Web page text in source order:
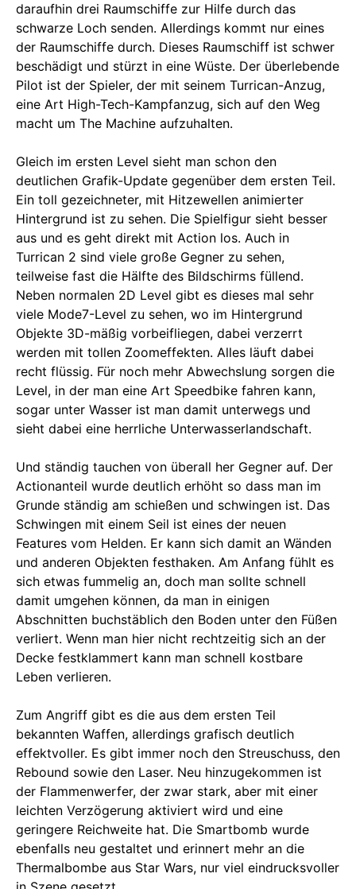
daraufhin drei Raumschiffe zur Hilfe durch das
schwarze Loch senden. Allerdings kommt nur eines
der Raumschiffe durch. Dieses Raumschiff ist schwer
beschädigt und stürzt in eine Wüste. Der überlebende
Pilot ist der Spieler, der mit seinem Turrican-Anzug,
eine Art High-Tech-Kampfanzug, sich auf den Weg
macht um The Machine aufzuhalten.
Gleich im ersten Level sieht man schon den
deutlichen Grafik-Update gegenüber dem ersten Teil.
Ein toll gezeichneter, mit Hitzewellen animierter
Hintergrund ist zu sehen. Die Spielfigur sieht besser
aus und es geht direkt mit Action los. Auch in
Turrican 2 sind viele große Gegner zu sehen,
teilweise fast die Hälfte des Bildschirms füllend.
Neben normalen 2D Level gibt es dieses mal sehr
viele Mode7-Level zu sehen, wo im Hintergrund
Objekte 3D-mäßig vorbeifliegen, dabei verzerrt
werden mit tollen Zoomeffekten. Alles läuft dabei
recht flüssig. Für noch mehr Abwechslung sorgen die
Level, in der man eine Art Speedbike fahren kann,
sogar unter Wasser ist man damit unterwegs und
sieht dabei eine herrliche Unterwasserlandschaft.
Und ständig tauchen von überall her Gegner auf. Der
Actionanteil wurde deutlich erhöht so dass man im
Grunde ständig am schießen und schwingen ist. Das
Schwingen mit einem Seil ist eines der neuen
Features vom Helden. Er kann sich damit an Wänden
und anderen Objekten festhaken. Am Anfang fühlt es
sich etwas fummelig an, doch man sollte schnell
damit umgehen können, da man in einigen
Abschnitten buchstäblich den Boden unter den Füßen
verliert. Wenn man hier nicht rechtzeitig sich an der
Decke festklammert kann man schnell kostbare
Leben verlieren.
Zum Angriff gibt es die aus dem ersten Teil
bekannten Waffen, allerdings grafisch deutlich
effektvoller. Es gibt immer noch den Streuschuss, den
Rebound sowie den Laser. Neu hinzugekommen ist
der Flammenwerfer, der zwar stark, aber mit einer
leichten Verzögerung aktiviert wird und eine
geringere Reichweite hat. Die Smartbomb wurde
ebenfalls neu gestaltet und erinnert mehr an die
Thermalbombe aus Star Wars, nur viel eindrucksvoller